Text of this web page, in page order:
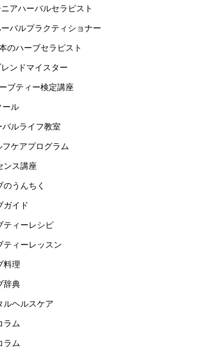
アハーバルセラピスト
バルプラクティショナー
のハーブセラピスト
ンドマイスター
ブティー検定講座
ール
ルライフ教室
ケアプログラム
ンス講座
のうんちく
ガイド
ティーレシピ
ティーレッスン
料理
辞典
ルヘルスケア
ラム
ラム